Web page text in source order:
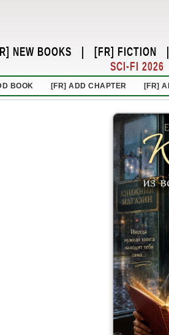
NEW BOOKS | [FR] FICTION |
SCI-FI 2026
BOOK [FR] ADD CHAPTER [FR]